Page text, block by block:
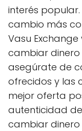
interés
cambio más
Vasu Exchange
cambiar
asegúrate de
ofrecidos y las
mejor oferta
autenticidad
cambiar